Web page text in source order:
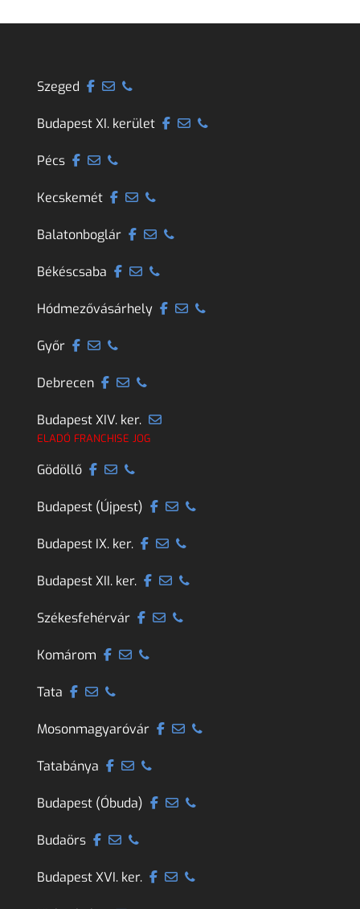
Szeged
Budapest XI. kerület
Pécs
Kecskemét
Balatonboglár
Békéscsaba
Hódmezővásárhely
Győr
Debrecen
Budapest XIV. ker.
ELADÓ FRANCHISE JOG
Gödöllő
Budapest (Újpest)
Budapest IX. ker.
Budapest XII. ker.
Székesfehérvár
Komárom
Tata
Mosonmagyaróvár
Tatabánya
Budapest (Óbuda)
Budaörs
Budapest XVI. ker.